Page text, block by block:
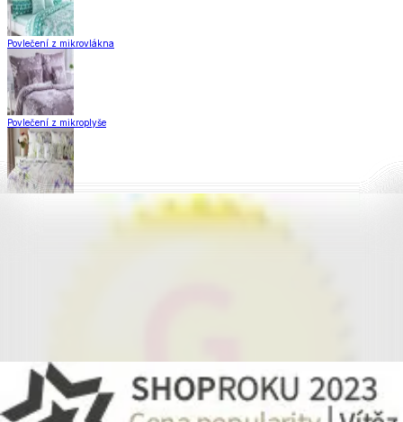
Povlečení z mikrovlákna
Povlečení z mikroplyše
Krepové povlečení